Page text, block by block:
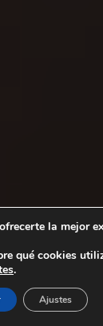
la mejor
qué cookies
.
Ajustes